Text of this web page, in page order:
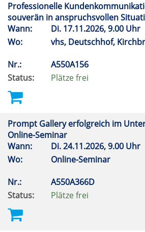
Professionelle
souverän in anspruchsvollen
Wann:
Di. 17.11.2026, 9.00 Uhr
Wo:
vhs, Deutschhof,
Nr.:
A550A156
Status:
Plätze frei
Prompt Gallery erfolgreich im
Online-Seminar
Wann:
Di.24.11.2026, 9.00 Uhr
Wo:
Online-Seminar
Nr.:
A550A366D
Status:
Plätze frei